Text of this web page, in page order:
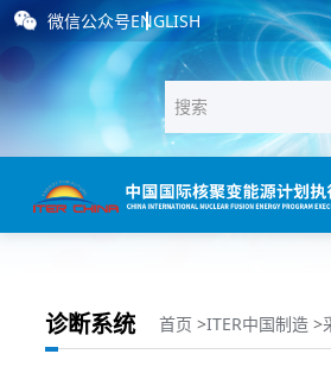
微信公众号ENGLISH
诊断系统 首页 >ITER中国制造>